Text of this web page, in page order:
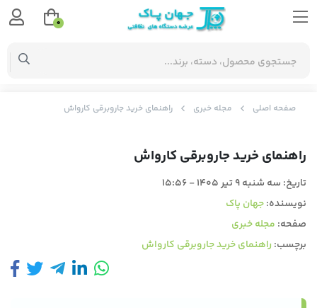
صفحه اصلی مجله خبری راهنمای خرید جاروبرقی کارواش
راهنمای خرید جاروبرقی کارواش
تاریخ: سه شنبه 9 تیر 1405 - 15:56
نویسنده:جهان پاک
صفحه: مجله خبری
برچسب: راهنمای خرید جاروبرقی کارواش
0